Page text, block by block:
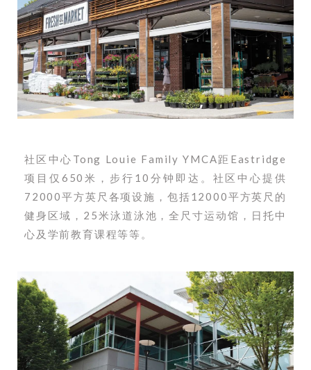
社区中心Tong Louie Family YMCA距Eastridge
项目仅650米，步行10分钟即达。社区中心提供
72000平方英尺各项设施，包括12000平方英尺的
健身区域，25米泳道泳池，全尺寸运动馆，日托中
心及学前教育课程等等。